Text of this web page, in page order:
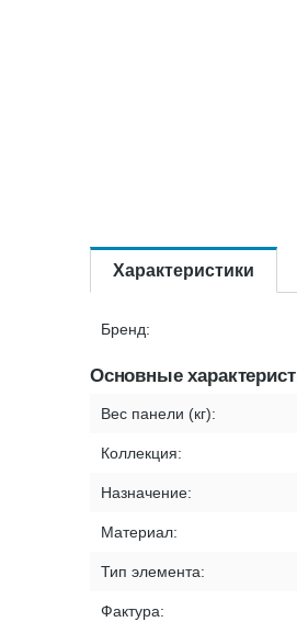
Характеристики
Бренд:
Основные
Вес панели (кг):
Коллекция:
Назначение:
Материал:
Тип элемента:
Фактура: